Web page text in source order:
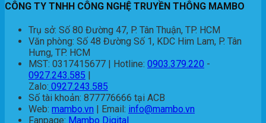
CÔNG TY TNHH CÔNG NGHỆ TRUYỀN THÔNG MAMBO
Trụ sở: Số 80 Đường 47, P. Tân Thuận, TP. HCM
Văn phòng: Số 48 Đường Số 1, KDC Him Lam, P. Tân
Hưng, TP. HCM
MST: 0317415677 | Hotline: 0903.379.220 -
0927.243.585
Zalo: 0927.243.585
Số tài khoản: 877776666 tại ACB
Web: mambo.vn | Email: info@mambo.vn
Fanpage: Mambo Digital